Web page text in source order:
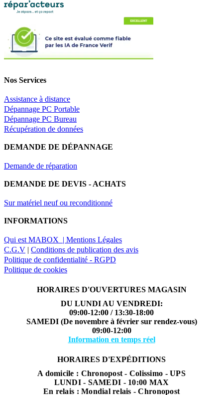
Nos Services
Assistance à distance
Dépannage PC Portable
Dépannage PC Bureau
Récupération de données
DEMANDE DE DÉPANNAGE
Demande de réparation
DEMANDE DE DEVIS - ACHATS
Sur matériel neuf ou reconditionné
INFORMATIONS
Qui est MABOX | Mentions Légales
C.G.V | Conditions de publication des avis
Politique de confidentialité - RGPD
Politique de cookies
HORAIRES D'OUVERTURES MAGASIN
DU LUNDI AU VENDREDI:
09:00-12:00 / 13:30-18:00
SAMEDI (De novembre à février sur rendez-vous)
09:00-12:00
Information en temps réel
HORAIRES D'EXPÉDITIONS
A domicile : Chronopost - Colissimo - UPS
LUNDI - SAMEDI - 10:00 MAX
En relais : Mondial relais - Chronopost